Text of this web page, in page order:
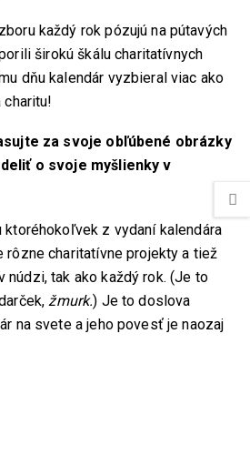
každý rok pózujú na pútavých
širokú škálu charitatívnych
dňu kalendár vyzbieral viac ako
charitu!
za svoje obľúbené obrázky
o svoje myšlienky v
ktoréhokoľvek z vydaní kalendára
rôzne charitatívne projekty a tiež
núdzi, tak ako každý rok. (Je to
žmurk.) Je to doslova
na svete a jeho povesť je naozaj